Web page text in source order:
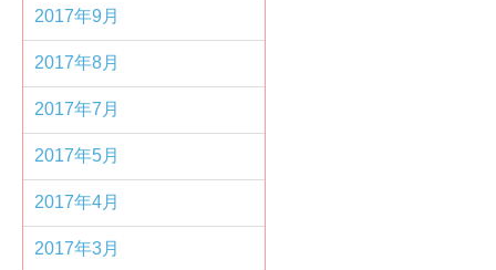
2017年9月
2017年8月
2017年7月
2017年5月
2017年4月
2017年3月